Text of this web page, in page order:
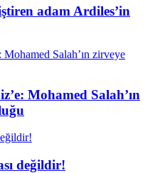
adam Ardiles’in
Mohamed Salah’ın
değildir!